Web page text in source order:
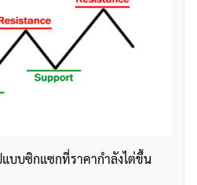
บบซิกแซกที่ราคากำลังไต่ขึ้น